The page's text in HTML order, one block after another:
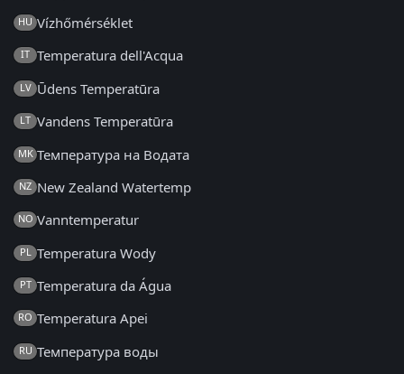
HU Vízhőmérséklet
IT Temperatura dell'Acqua
LV Ūdens Temperatūra
LT Vandens Temperatūra
MK Температура на Водата
NZ New Zealand Watertemp
NO Vanntemperatur
PL Temperatura Wody
PT Temperatura da Água
RO Temperatura Apei
RU Температура воды